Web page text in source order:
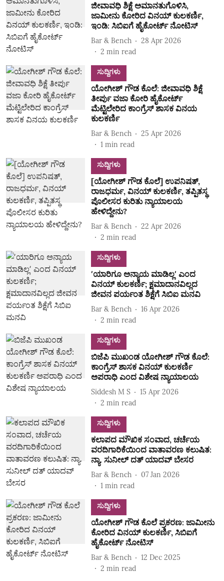
ಜೀವಾವಧಿ ಶಿಕ್ಷೆ ಅಮಾನತುಗೊಳಿಸಿ,
ಜಾಮೀನು ಕೋರಿದ ವಿನಯ್‌ ಕುಲಕರ್ಣಿ,
ಇಂಡಿ: ಸಿಬಿಐಗೆ ಹೈಕೋರ್ಟ್‌ ನೋಟಿಸ್‌
Bar & Bench
28 Apr 2026
2 min read
ಸುದ್ದಿಗಳು
ಯೋಗೀಶ್‌ ಗೌಡ ಕೊಲೆ: ಜೀವಾವಧಿ ಶಿಕ್ಷೆ
ತೀರ್ಪು ವಜಾ ಕೋರಿ ಹೈಕೋರ್ಟ್‌
ಮೆಟ್ಟಿಲೇರಿದ ಕಾಂಗ್ರೆಸ್‌ ಶಾಸಕ ವಿನಯ
ಕುಲಕರ್ಣಿ
Bar & Bench
25 Apr 2026
1 min read
ಸುದ್ದಿಗಳು
[ಯೋಗೀಶ್‌ ಗೌಡ ಕೊಲೆ] ಉಪನಿಷತ್‌,
ರಾಜಧರ್ಮ, ವಿನಯ್‌ ಕುಲಕರ್ಣಿ, ತಪ್ಪಿತಸ್ಥ
ಪೊಲೀಸರ ಕುರಿತು ನ್ಯಾಯಾಲಯ
ಹೇಳಿದ್ದೇನು?
Bar & Bench
22 Apr 2026
2 min read
ಸುದ್ದಿಗಳು
ʼಯಾರಿಗೂ ಅನ್ಯಾಯ ಮಾಡಿಲ್ಲʼ ಎಂದ
ವಿನಯ್‌ ಕುಲಕರ್ಣಿ; ಕ್ಷಮಾದಾನವಿಲ್ಲದ
ಜೀವನ ಪರ್ಯಂತ ಶಿಕ್ಷೆಗೆ ಸಿಬಿಐ ಮನವಿ
Bar & Bench
16 Apr 2026
2 min read
ಸುದ್ದಿಗಳು
ಬಿಜೆಪಿ ಮುಖಂಡ ಯೋಗೀಶ್‌ ಗೌಡ ಕೊಲೆ:
ಕಾಂಗ್ರೆಸ್ ಶಾಸಕ ವಿನಯ್‌ ಕುಲಕರ್ಣಿ
ಅಪರಾಧಿ ಎಂದ ವಿಶೇಷ ನ್ಯಾಯಾಲಯ
Siddesh M S
15 Apr 2026
2 min read
ಸುದ್ದಿಗಳು
ಕಲಾಪದ ಮೌಖಿಕ ಸಂವಾದ, ಚರ್ಚೆಯ
ವರದಿಗಾರಿಕೆಯಿಂದ ವಾತಾವರಣ ಕಲುಷಿತ:
ನ್ಯಾ. ಸುನೀಲ್‌ ದತ್ ಯಾದವ್‌ ಬೇಸರ
Bar & Bench
07 Jan 2026
1 min read
ಸುದ್ದಿಗಳು
ಯೋಗೀಶ್‌ ಗೌಡ ಕೊಲೆ ಪ್ರಕರಣ: ಜಾಮೀನು
ಕೋರಿದ ವಿನಯ್‌ ಕುಲಕರ್ಣಿ, ಸಿಬಿಐಗೆ
ಹೈಕೋರ್ಟ್‌ ನೋಟಿಸ್‌
Bar & Bench
12 Dec 2025
2 min read